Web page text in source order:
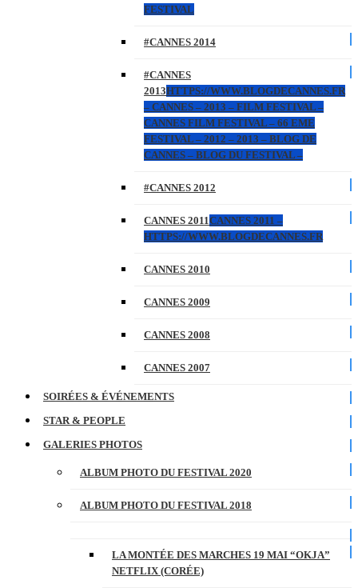
FESTIVAL
#CANNES 2014
#CANNES
2013HTTPS://WWW.BLOGDECANNES.FR
– CANNES – 2013 – FILM FESTIVAL –
CANNES FILM FESTIVAL – 66 EME
FESTIVAL – 2012 – 2013 – BLOG DE
CANNES – BLOG DU FESTIVAL –
#CANNES 2012
CANNES 2011CANNES 2011 –
HTTPS://WWW.BLOGDECANNES.FR
CANNES 2010
CANNES 2009
CANNES 2008
CANNES 2007
SOIRÉES & ÉVÉNEMENTS
STAR & PEOPLE
GALERIES PHOTOS
ALBUM PHOTO DU FESTIVAL 2020
ALBUM PHOTO DU FESTIVAL 2018
LA MONTÉE DES MARCHES 19 MAI “OKJA”
NETFLIX (CORÉE)